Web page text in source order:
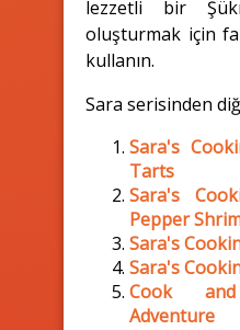
lezzetli bir
oluşturmak için
kullanın.
Sara serisinden
Sara's
Tarts
Sara's
Pepper
Sara's
Sara's
Cook
Adventure